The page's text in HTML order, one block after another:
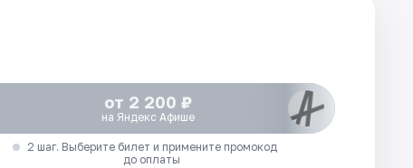
от 2 200 ₽
на Яндекс Афише
2 шаг. Выберите билет и примените промокод
до оплаты